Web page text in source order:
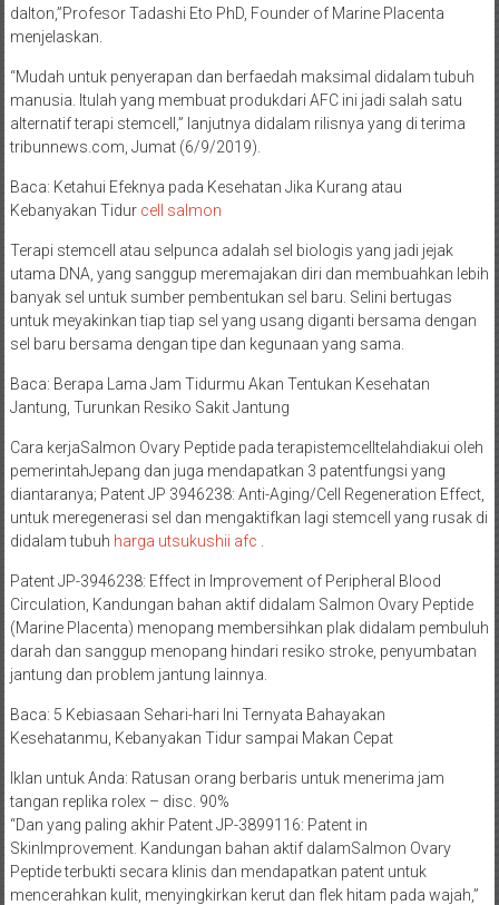
dalton,”Profesor Tadashi Eto PhD, Founder of Marine Placenta
menjelaskan.
“Mudah untuk penyerapan dan berfaedah maksimal didalam tubuh
manusia. Itulah yang membuat produkdari AFC ini jadi salah satu
alternatif terapi stemcell,” lanjutnya didalam rilisnya yang di terima
tribunnews.com, Jumat (6/9/2019).
Baca: Ketahui Efeknya pada Kesehatan Jika Kurang atau
Kebanyakan Tidur cell salmon
Terapi stemcell atau selpunca adalah sel biologis yang jadi jejak
utama DNA, yang sanggup meremajakan diri dan membuahkan lebih
banyak sel untuk sumber pembentukan sel baru. Selini bertugas
untuk meyakinkan tiap tiap sel yang usang diganti bersama dengan
sel baru bersama dengan tipe dan kegunaan yang sama.
Baca: Berapa Lama Jam Tidurmu Akan Tentukan Kesehatan
Jantung, Turunkan Resiko Sakit Jantung
Cara kerjaSalmon Ovary Peptide pada terapistemcelltelahdiakui oleh
pemerintahJepang dan juga mendapatkan 3 patentfungsi yang
diantaranya; Patent JP 3946238: Anti-Aging/Cell Regeneration Effect,
untuk meregenerasi sel dan mengaktifkan lagi stemcell yang rusak di
didalam tubuh harga utsukushii afc
Patent JP-3946238: Effect in Improvement of Peripheral Blood
Circulation, Kandungan bahan aktif didalam Salmon Ovary Peptide
(Marine Placenta) menopang membersihkan plak didalam pembuluh
darah dan sanggup menopang hindari resiko stroke, penyumbatan
jantung dan problem jantung lainnya.
Baca: 5 Kebiasaan Sehari-hari Ini Ternyata Bahayakan
Kesehatanmu, Kebanyakan Tidur sampai Makan Cepat
Iklan untuk Anda: Ratusan orang berbaris untuk menerima jam
tangan replika rolex – disc. 90%
“Dan yang paling akhir Patent JP-3899116: Patent in
SkinImprovement. Kandungan bahan aktif dalamSalmon Ovary
Peptide terbukti secara klinis dan mendapatkan patent untuk
mencerahkan kulit, menyingkirkan kerut dan flek hitam pada wajah,”